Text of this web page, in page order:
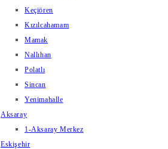
Keçiören
Kızılcahamam
Mamak
Nallıhan
Polatlı
Sincan
Yenimahalle
Aksaray
1-Aksaray Merkez
Eskişehir